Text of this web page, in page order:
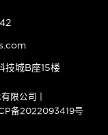
技城B座15楼
限公司 |
备2022093419号